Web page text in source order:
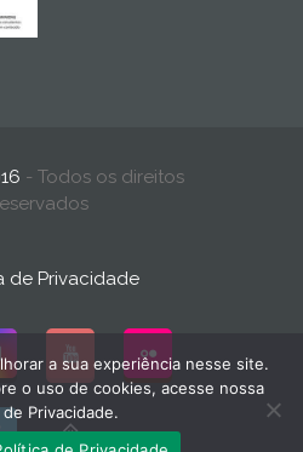
- Todos os direitos
de Privacidade
a sua experiência nesse site.
o uso de cookies, acesse nossa
de Privacidade.